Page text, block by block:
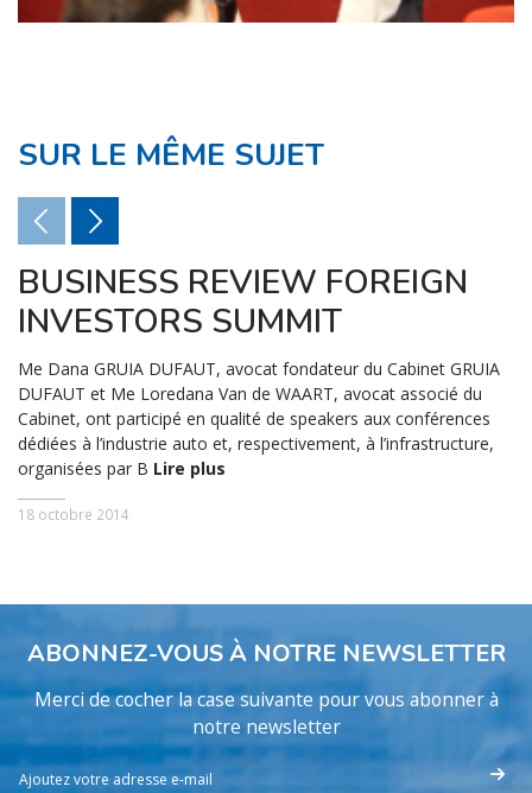
SUR LE MÊME SUJET
BUSINESS REVIEW FOREIGN
INVESTORS SUMMIT
Me Dana GRUIA DUFAUT, avocat fondateur du Cabinet GRUIA
DUFAUT et Me Loredana Van de WAART, avocat associé du
Cabinet, ont participé en qualité de speakers aux conférences
dédiées à l’industrie auto et, respectivement, à l’infrastructure,
organisées par B Lire plus
18 octobre 2014
ABONNEZ-VOUS À NOTRE NEWSLETTER
Merci de cocher la case suivante pour vous abonner à
notre newsletter